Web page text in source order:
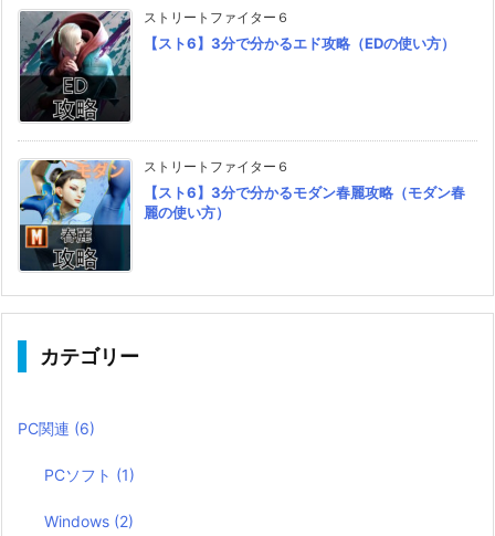
ストリートファイター６
【スト6】3分で分かるエド攻略（EDの使い方）
ストリートファイター６
【スト6】3分で分かるモダン春麗攻略（モダン春
麗の使い方）
カテゴリー
PC関連 (6)
PCソフト (1)
Windows (2)